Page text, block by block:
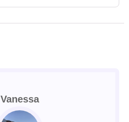
Vanessa